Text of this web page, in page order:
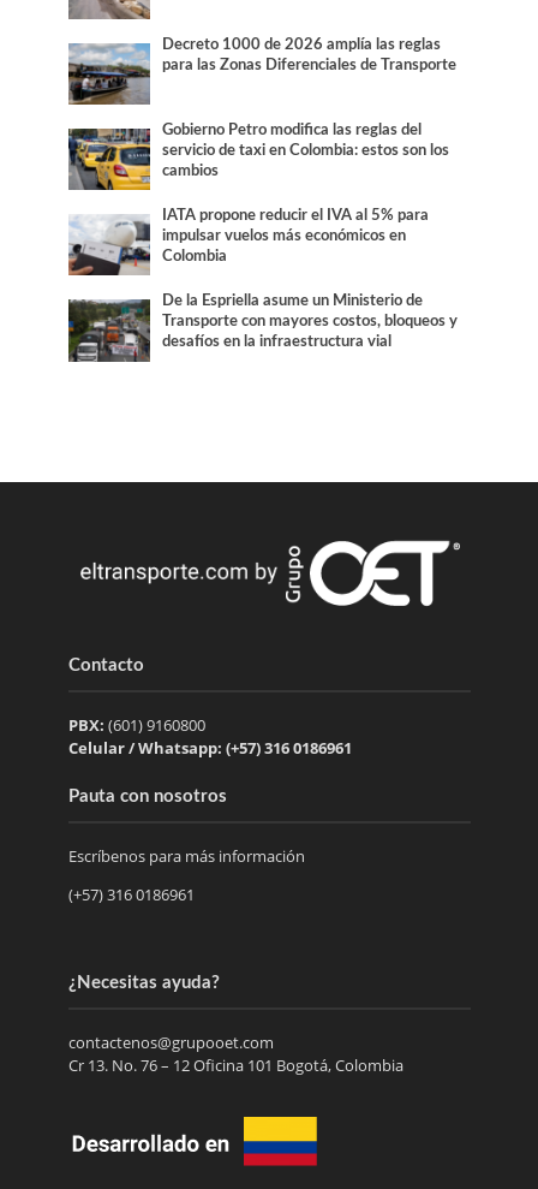
Decreto 1000 de 2026 amplía las reglas
para las Zonas Diferenciales de Transporte
Gobierno Petro modifica las reglas del
servicio de taxi en Colombia: estos son los
cambios
IATA propone reducir el IVA al 5% para
impulsar vuelos más económicos en
Colombia
De la Espriella asume un Ministerio de
Transporte con mayores costos, bloqueos y
desafíos en la infraestructura vial
Contacto
PBX: (601) 9160800
Celular / Whatsapp: (+57) 316 0186961
Pauta con nosotros
Escríbenos para más información
(+57) 316 0186961
¿Necesitas ayuda?
contactenos@grupooet.com
Cr 13. No. 76 – 12 Oficina 101 Bogotá, Colombia